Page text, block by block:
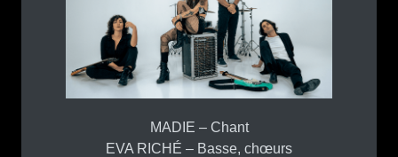
MADIE – Chant
EVA RICHÉ – Basse, chœurs